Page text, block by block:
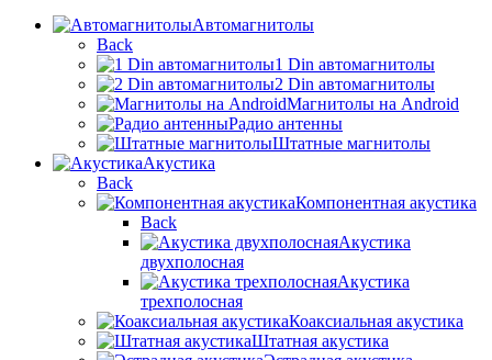
Автомагнитолы
Back
1 Din автомагнитолы
2 Din автомагнитолы
Магнитолы на Android
Радио антенны
Штатные магнитолы
Акустика
Back
Компонентная акустика
Back
Акустика
двухполосная
Акустика
трехполосная
Коаксиальная акустика
Штатная акустика